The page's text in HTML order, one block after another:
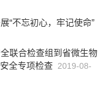
“不忘初心，牢记使命”
联合检查组到省微生物
全专项检查 2019-08-